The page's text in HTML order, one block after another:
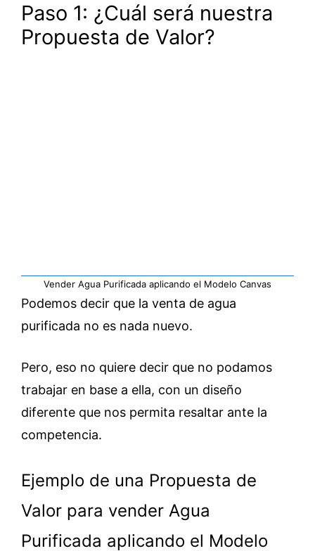
Paso 1: ¿Cuál será nuestra
Propuesta de Valor?
Vender Agua Purificada aplicando el Modelo Canvas
Podemos decir que la venta de agua
purificada no es nada nuevo.
Pero, eso no quiere decir que no podamos
trabajar en base a ella, con un diseño
diferente que nos permita resaltar ante la
competencia.
Ejemplo de una Propuesta de
Valor para vender Agua
Purificada aplicando el Modelo